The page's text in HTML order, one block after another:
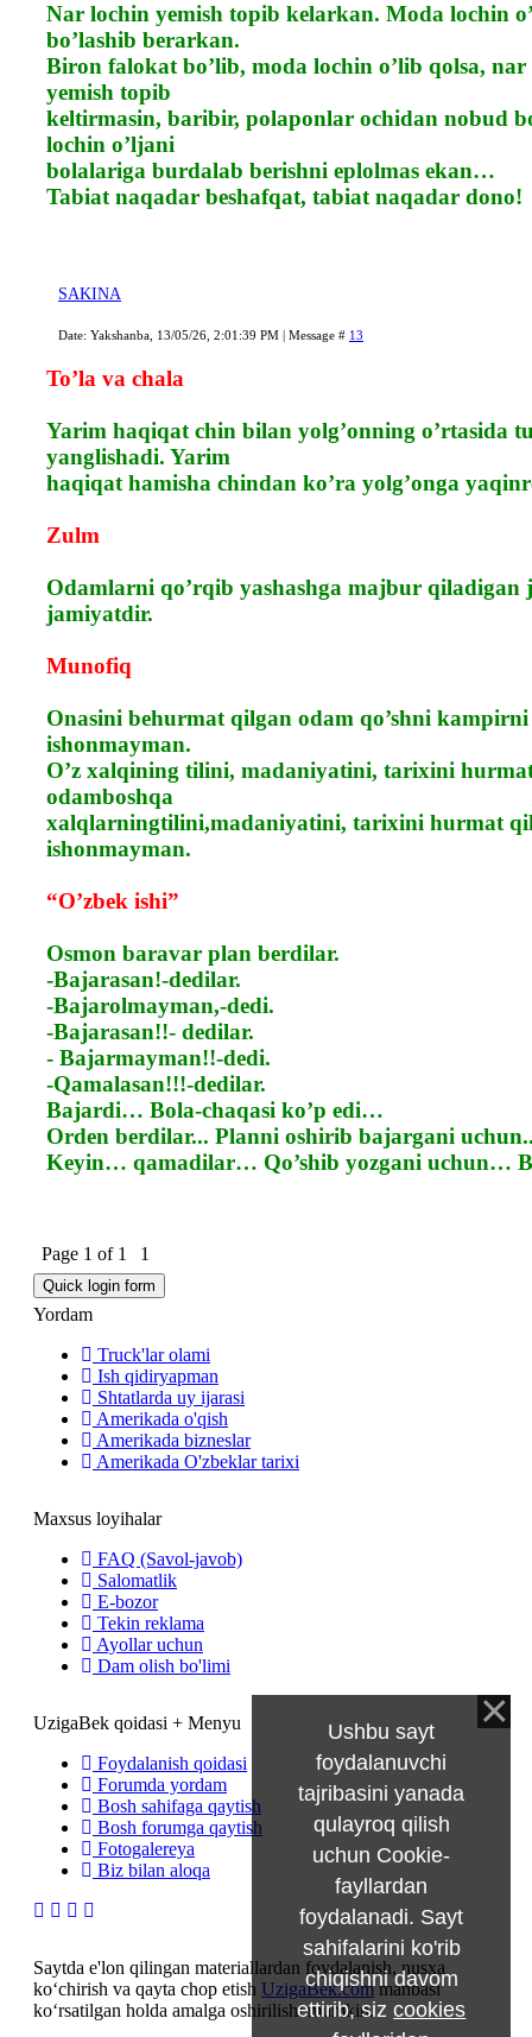
Nar lochin yemish topib kelarkan. Moda lochin
bo’lashib berarkan.
Biron falokat bo’lib, moda lochin o’lib qolsa,
yemish topib
keltirmasin, baribir, polaponlar ochidan nobud
lochin o’ljani
bolalariga burdalab berishni eplolmas ekan…
Tabiat naqadar beshafqat, tabiat naqadar dono!
SAKINA
Date: Yakshanba, 13/05/26, 2:01:39 PM | Message # 13
To’la va chala
Yarim haqiqat chin bilan yolg’onning o’rtasida
yanglishadi. Yarim
haqiqat hamisha chindan ko’ra yolg’onga
Zulm
Odamlarni qo’rqib yashashga majbur qiladigan
jamiyatdir.
Munofiq
Onasini behurmat qilgan odam qo’shni kampirni
ishonmayman.
O’z xalqining tilini, madaniyatini, tarixini
odamboshqa
xalqlarningtilini,madaniyatini, tarixini hurmat
ishonmayman.
“O’zbek ishi”
Osmon baravar plan berdilar.
-Bajarasan!-dedilar.
-Bajarolmayman,-dedi.
-Bajarasan!!- dedilar.
- Bajarmayman!!-dedi.
-Qamalasan!!!-dedilar.
Bajardi… Bola-chaqasi ko’p edi…
Orden berdilar... Planni oshirib bajargani
Keyin… qamadilar… Qo’shib yozgani uchun…
Page 1 of 1 1
Yordam
Truck'lar olami
Ish qidiryapman
Shtatlarda uy ijarasi
Amerikada o'qish
Amerikada bizneslar
Amerikada O'zbeklar tarixi
Maxsus loyihalar
FAQ (Savol-javob)
Salomatlik
E-bozor
Tekin reklama
Ayollar uchun
Dam olish bo'limi
UzigaBek qoidasi + Menyu
Foydalanish qoidasi
Forumda yordam
Bosh sahifaga qaytish
Bosh forumga qaytish
Fotogalereya
Biz bilan aloqa
Saytda e'lon qilingan materiallardan foydalanish, nusxa
ko‘chirish va qayta chop etish UzigaBek.commanbasi
ko‘rsatilgan holda amalga oshirilishi mumkin.
Ushbu sayt
foydalanuvchi
tajribasini yanada
qulayroq qilish
uchun Cookie-
fayllardan
foydalanadi. Sayt
sahifalarini ko'rib
chiqishni davom
ettirib, sizcookies